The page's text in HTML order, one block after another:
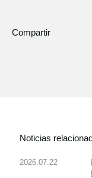
Compartir
Noticias
2026.07.22